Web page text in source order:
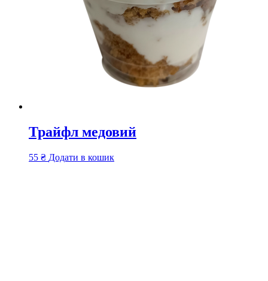
Трайфл медовий
55 ₴ Додати в кошик